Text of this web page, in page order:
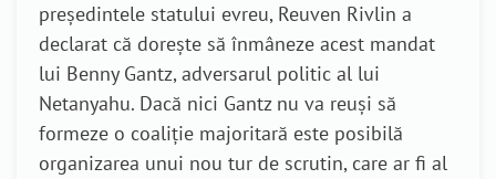
președintele statului evreu, Reuven Rivlin a
declarat că dorește să înmâneze acest mandat
lui Benny Gantz, adversarul politic al lui
Netanyahu. Dacă nici Gantz nu va reuși să
formeze o coaliție majoritară este posibilă
organizarea unui nou tur de scrutin, care ar fi al